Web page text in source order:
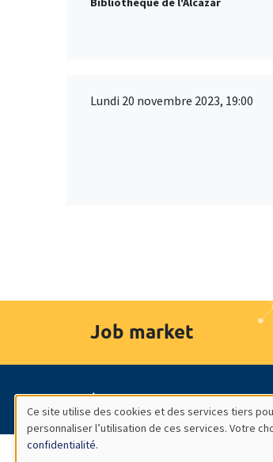
Lundi 20 novembre 2023, 19:00
Job market
À propos Nos engagements
Utilisation
Ce site utilise des cookies et des services tiers
personnaliser l’utilisation de ces services. Votre
confidentialité.